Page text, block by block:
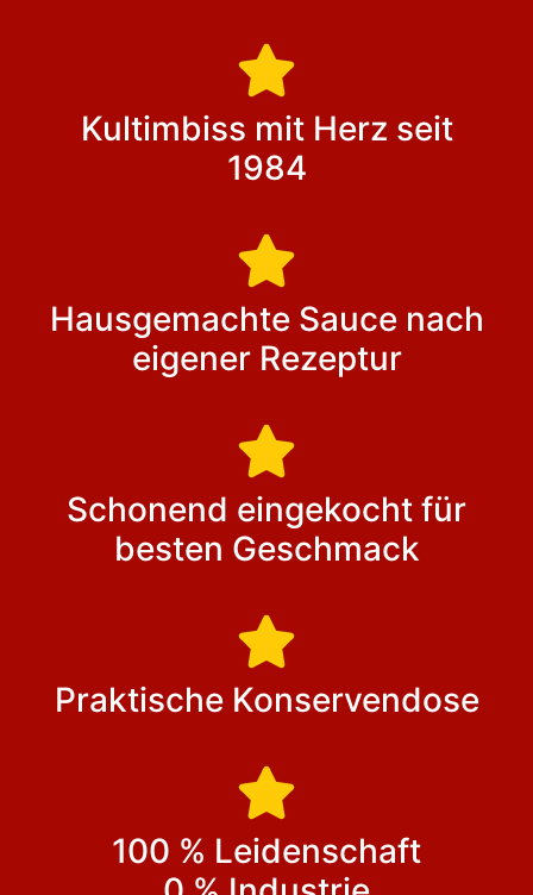
Kultimbiss mit Herz seit
1984
Hausgemachte Sauce nach
eigener Rezeptur
Schonend eingekocht für
besten Geschmack
Praktische Konservendose
100 % Leidenschaft